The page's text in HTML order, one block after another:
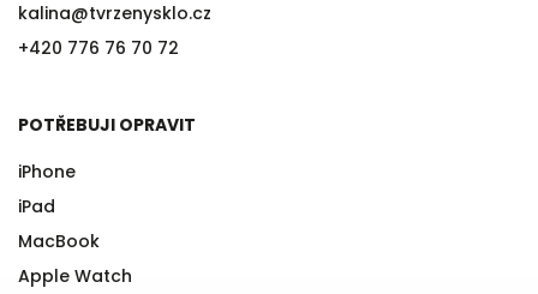
kalina@tvrzenysklo.cz
+420 776 76 70 72
POTŘEBUJI OPRAVIT
iPhone
iPad
MacBook
Apple Watch